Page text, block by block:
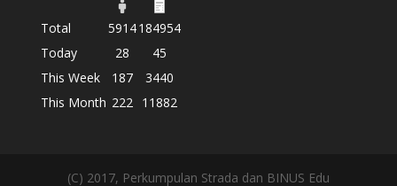
Total 5914184954
Today
28
45
This Week
187
3440
This Month 222 11882
(C) 2017, Perkumpulan Strada dan BINUS Edu